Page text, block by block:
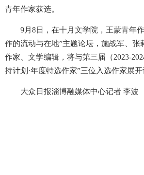
青年作家获选。
9月8日，在十月文学院，王蒙青年作
作的流动与在地”主题论坛，施战军、张
作家、文学编辑，将与第三届（2023-
持计划·年度特选作家”三位入选作家展开
大众日报淄博融媒体中心记者 李波